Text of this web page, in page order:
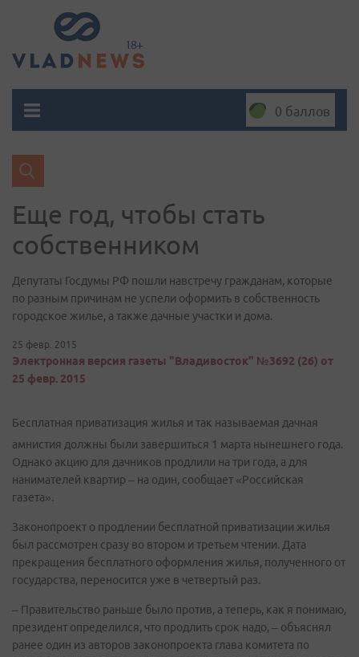
0 баллов
Еще год, чтобы стать
собственником
Депутаты Госдумы РФ пошли навстречу гражданам, которые
по разным причинам не успели оформить в собственность
городское жилье, а также дачные участки и дома.
25 февр. 2015
Электронная версия газеты "Владивосток" №3692 (26) от
25 февр. 2015
Бесплатная приватизация жилья и так называемая дачная
амнистия должны были завершиться 1 марта нынешнего года.
Однако акцию для дачников продлили на три года, а для
нанимателей квартир – на один, сообщает «Российская
газета».
Законопроект о продлении бесплатной приватизации жилья
был рассмотрен сразу во втором и третьем чтении. Дата
прекращения бесплатного оформления жилья, полученного от
государства, переносится уже в четвертый раз.
– Правительство раньше было против, а теперь, как я понимаю,
президент определился, что продлить срок надо, – объяснял
ранее один из авторов законопроекта глава комитета по